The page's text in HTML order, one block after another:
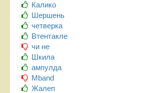
Калико
Шершень
четверка
Втентакле
чи не
Шкила
ампулда
Mband
Жалеп